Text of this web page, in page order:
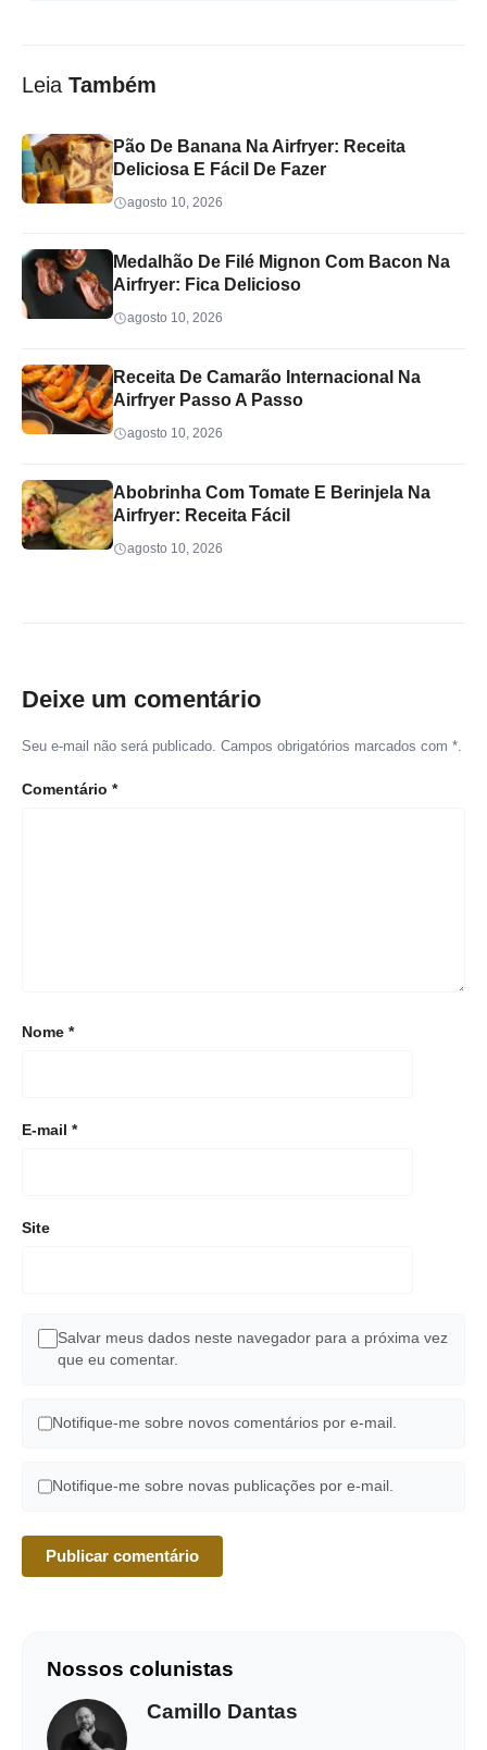
Leia Também
Pão De Banana Na Airfryer: Receita
Deliciosa E Fácil De Fazer
agosto 10, 2026
Medalhão De Filé Mignon Com Bacon Na
Airfryer: Fica Delicioso
agosto 10, 2026
Receita De Camarão Internacional Na
Airfryer Passo A Passo
agosto 10, 2026
Abobrinha Com Tomate E Berinjela Na
Airfryer: Receita Fácil
agosto 10, 2026
Deixe um comentário
Seu e-mail não será publicado. Campos obrigatórios marcados com *.
Comentário *
Nome *
E-mail *
Site
Salvar meus dados neste navegador para a próxima vez
que eu comentar.
Notifique-me sobre novos comentários por e-mail.
Notifique-me sobre novas publicações por e-mail.
Nossos colunistas
Camillo Dantas